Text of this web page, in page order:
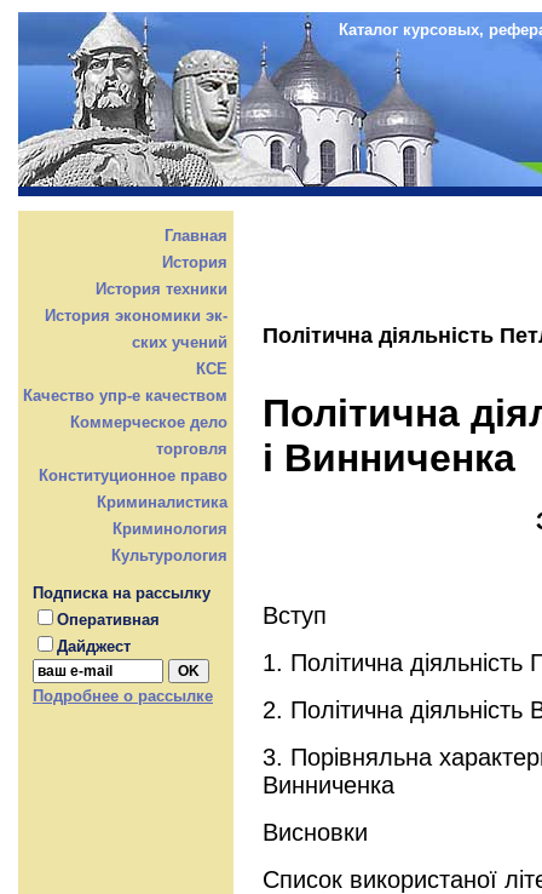
Каталог курсовых,
Главная
История
История техники
История экономики эк-
ских учений
КСЕ
Качество упр-е качеством
Коммерческое дело
торговля
Конституционное право
Криминалистика
Криминология
Культурология
Подписка на рассылку
Оперативная
Дайджест
Подробнее о рассылке
Політична діяльність
Політична
і Винниченка
Вступ
1. Політична діяльність
2. Політична діяльність
3. Порівняльна
Винниченка
Висновки
Список використаної